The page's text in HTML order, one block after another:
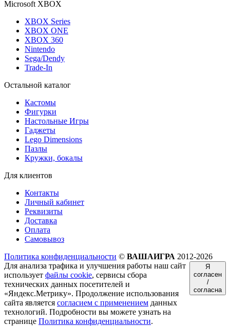
Microsoft XBOX
XBOX Series
XBOX ONE
XBOX 360
Nintendo
Sega/Dendy
Trade-In
Остальной каталог
Кастомы
Фигурки
Настольные Игры
Гаджеты
Lego Dimensions
Пазлы
Кружки, бокалы
Для клиентов
Контакты
Личный кабинет
Реквизиты
Доставка
Оплата
Самовывоз
Политика конфиденциальности © ВАШАИГРА 2012-2026
Для анализа трафика и улучшения работы наш сайт
использует файлы cookie, сервисы сбора
технических данных посетителей и
«Яндекс.Метрику». Продолжение использования
сайта является согласием с применением данных
технологий. Подробности вы можете узнать на
странице Политика конфиденциальности.
Я
согласен
/
согласна